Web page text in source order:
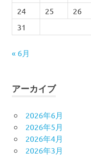
24
25 26
31
« 6月
アーカイブ
2026年6月
2026年5月
2026年4月
2026年3月